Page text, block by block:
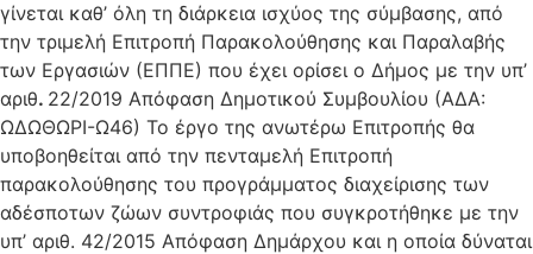
γίνεται καθ’ όλη τη διάρκεια ισχύος της σύμβασης, από
την τριμελή Επιτροπή Παρακολούθησης και Παραλαβής
των Εργασιών (ΕΠΠΕ) που έχει ορίσει ο Δήμος με την υπ’
αριθ. 22/2019 Απόφαση Δημοτικού Συμβουλίου (ΑΔΑ:
ΩΔΩΘΩΡΙ-Ω46) Το έργο της ανωτέρω Επιτροπής θα
υποβοηθείται από την πενταμελή Επιτροπή
παρακολούθησης του προγράμματος διαχείρισης των
αδέσποτων ζώων συντροφιάς που συγκροτήθηκε με την
υπ’ αριθ. 42/2015 Απόφαση Δημάρχου και η οποία δύναται